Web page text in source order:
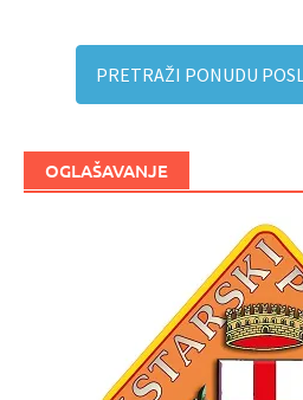
PRETRAŽI PONUDU
OGLAŠAVANJE